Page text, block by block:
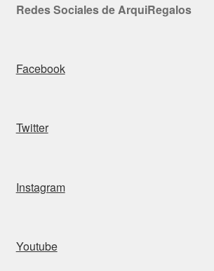
Redes Sociales de ArquiRegalos
Facebook
Twitter
Instagram
Youtube